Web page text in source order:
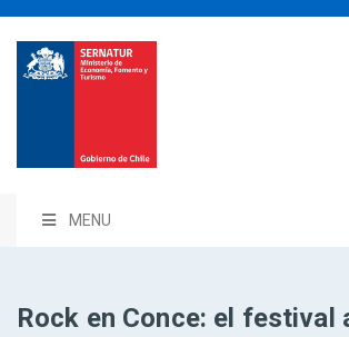
MENU
Rock en Conce: el festival